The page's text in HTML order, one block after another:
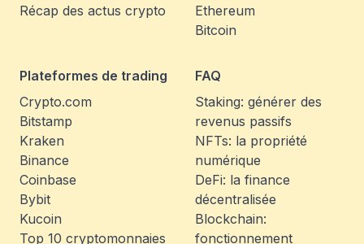
Récap des actus crypto
Ethereum
Bitcoin
Plateformes de trading
Crypto.com
Bitstamp
Kraken
Binance
Coinbase
Bybit
Kucoin
Top 10 cryptomonnaies
FAQ
Staking: générer des
revenus passifs
NFTs: la propriété
numérique
DeFi: la finance
décentralisée
Blockchain:
fonctionnement